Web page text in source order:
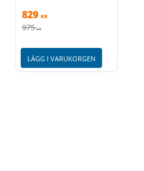
829 KR
975 KR
LÄGG I VARUKORGEN